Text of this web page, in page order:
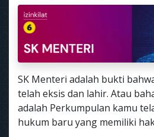
SK Menteri adalah bukti
telah eksis dan lahir. Atau
adalah Perkumpulan kamu
hukum baru yang memiliki